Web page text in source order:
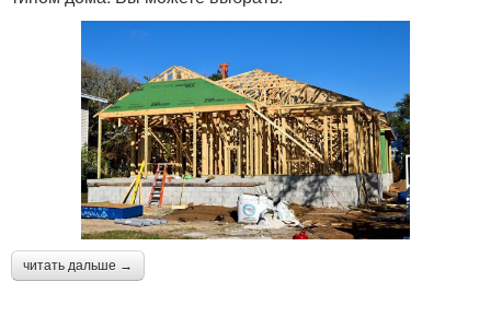
читать дальше →